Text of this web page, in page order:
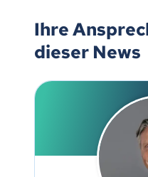
Ihre
dieser News